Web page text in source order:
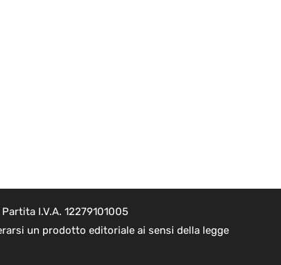
I.V.A. 12279101005
un prodotto editoriale ai sensi della legge